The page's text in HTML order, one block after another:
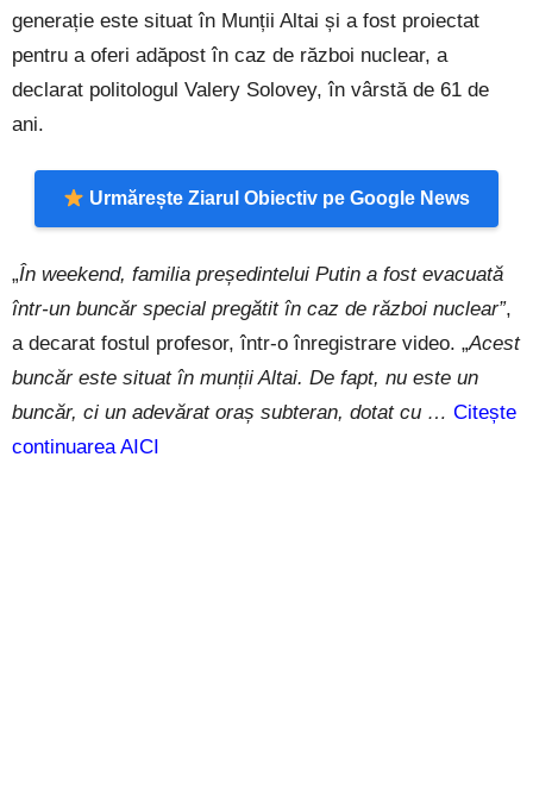
generație este situat în Munții Altai și a fost proiectat
pentru a oferi adăpost în caz de război nuclear, a
declarat politologul Valery Solovey, în vârstă de 61 de
ani.
Urmărește Ziarul Obiectiv pe Google News
„În weekend, familia președintelui Putin a fost evacuată
într-un buncăr special pregătit în caz de război nuclear”,
a decarat fostul profesor, într-o înregistrare video. „Acest
buncăr este situat în munții Altai. De fapt, nu este un
buncăr, ci un adevărat oraș subteran, dotat cu … Citește
continuarea AICI